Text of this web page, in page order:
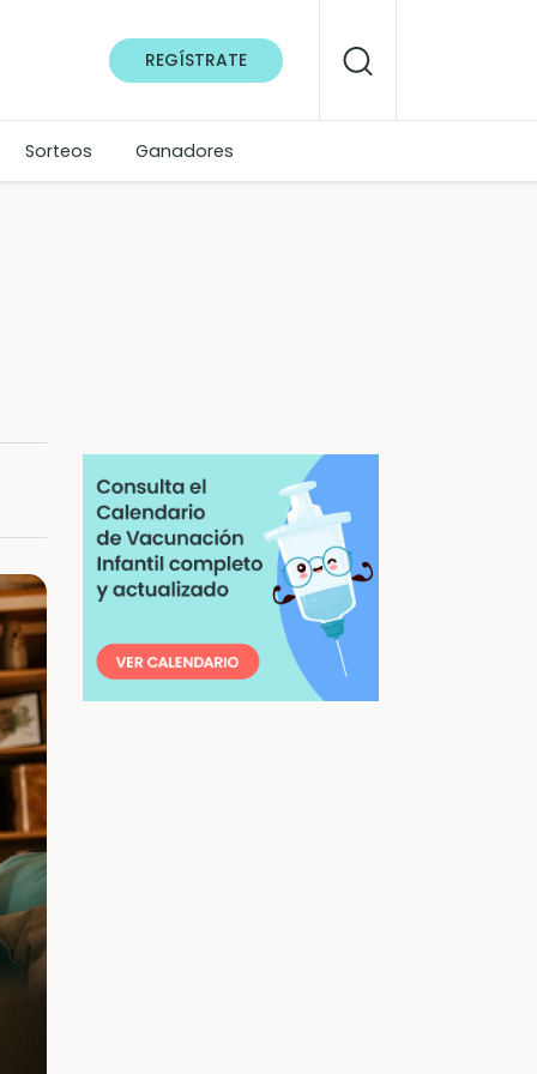
REGÍSTRATE
Sorteos Ganadores